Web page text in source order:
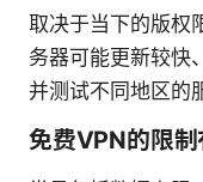
取决于当下的版权
务器可能更新较快
并测试不同地区的
免费VPN的限制